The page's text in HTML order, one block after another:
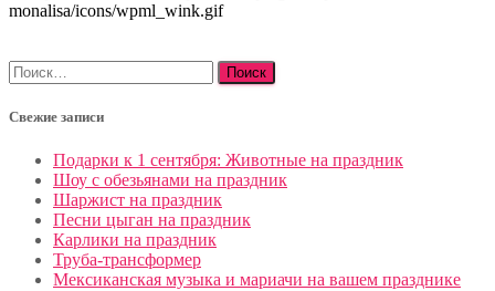
Найти:
Свежие записи
Подарки к 1 сентября: Животные на праздник
Шоу с обезьянами на праздник
Шаржист на праздник
Песни цыган на праздник
Карлики на праздник
Труба-трансформер
Мексиканская музыка и мариачи на вашем празднике